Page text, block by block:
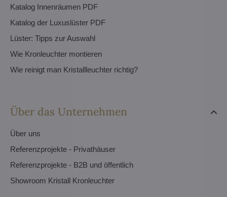
Katalog Innenräumen PDF
Katalog der Luxuslüster PDF
Lüster: Tipps zur Auswahl
Wie Kronleuchter montieren
Wie reinigt man Kristallleuchter richtig?
Über das Unternehmen
Über uns
Referenzprojekte - Privathäuser
Referenzprojekte - B2B und öffentlich
Showroom Kristall Kronleuchter